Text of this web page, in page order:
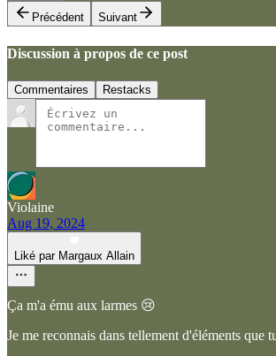
Précédent
Suivant
Discussion à propos de ce post
Commentaires Restacks
Violaine
Aug 19, 2024
Liké par Margaux Allain
Ça m'a ému aux larmes 😢
Je me reconnais dans tellement d'éléments que